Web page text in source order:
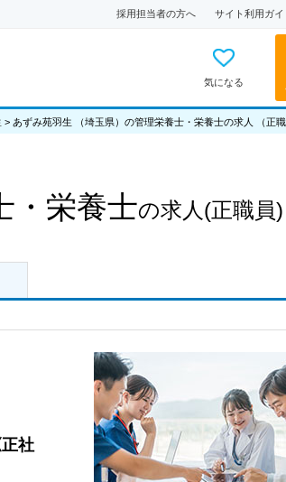
採用担当者の方へ サイト利用ガイ
気になる
> あずみ苑羽生 （埼玉県）の管理栄養士・栄養士の求人 （正職
・栄養士の求人 (正職員)
社